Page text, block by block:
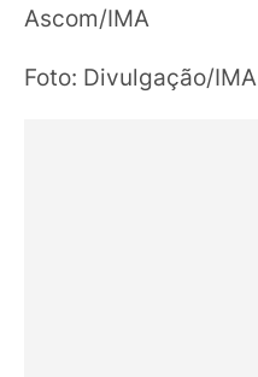
Ascom/IMA
Foto: Divulgação/IMA